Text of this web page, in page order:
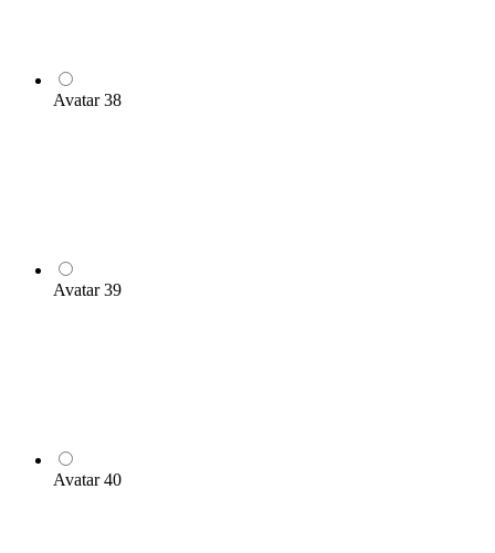
Avatar 38
Avatar 39
Avatar 40